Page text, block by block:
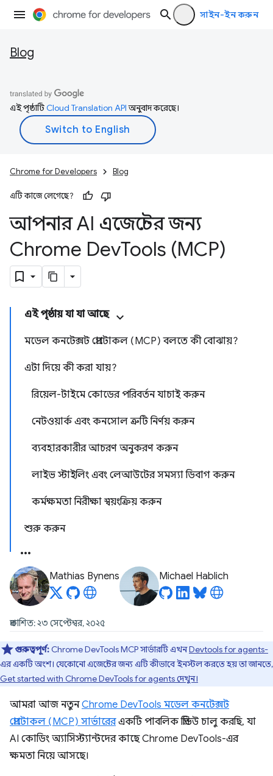
সাইন-ইন করুন
Blog
এই পৃষ্ঠাটিCloud Translation APIঅনুবাদ করেছে।
Chrome for Developers Blog
এটি কাজে লেগেছে?
আপনার AI এজেন্টের জন্য
Chrome DevTools (MCP)
এই পৃষ্ঠায় যা যা আছে
মডেল কনটেক্সট প্রোটোকল (MCP) বলতে কী বোঝায়?
এটা দিয়ে কী করা যায়?
রিয়েল-টাইমে কোডের পরিবর্তন যাচাই করুন
নেটওয়ার্ক এবং কনসোল ত্রুটি নির্ণয় করুন
ব্যবহারকারীর আচরণ অনুকরণ করুন
লাইভ স্টাইলিং এবং লেআউটের সমস্যা ডিবাগ করুন
কর্মক্ষমতা নিরীক্ষা স্বয়ংক্রিয় করুন
শুরু করুন
Mathias Bynens Michael Hablich
প্রকাশিত: ২৩ সেপ্টেম্বর, ২০২৫
গুরুত্বপূর্ণ: Chrome DevTools MCP সার্ভারটি এখনDevtools for agents-
এর একটি অংশ। যেকোনো এজেন্টের জন্য এটি কীভাবে ইনস্টল করতে হয় তা জানতে,
Get started with Chrome DevTools for agents দেখুন।
আমরা আজ নতুনChrome DevTools মডেল কনটেক্সট
প্রোটোকল (MCP) সার্ভারেরএকটি পাবলিক প্রিভিউ চালু করছি, যা
AI কোডিং অ্যাসিস্ট্যান্টদের কাছে Chrome DevTools-এর
ক্ষমতা নিয়ে আসছে।